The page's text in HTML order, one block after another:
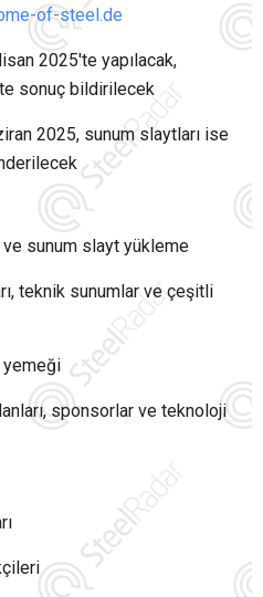
of-steel.de
2025'te yapılacak,
sonuç bildirilecek
2025, sunum slaytları ise
ve sunum slayt yükleme
teknik sunumlar ve çeşitli
yemeği
sponsorlar ve teknoloji